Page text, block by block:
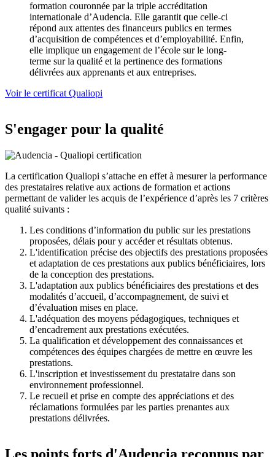
formation couronnée par la triple accréditation
internationale d’Audencia. Elle garantit que celle-ci
répond aux attentes des financeurs publics en termes
d’acquisition de compétences et d’employabilité. Enfin,
elle implique un engagement de l’école sur le long-
terme sur la qualité et la pertinence des formations
délivrées aux apprenants et aux entreprises.
Voir le certificat Qualiopi
S'engager pour la qualité
La certification Qualiopi s’attache en effet à mesurer la performance
des prestataires relative aux actions de formation et actions
permettant de valider les acquis de l’expérience d’après les 7 critères
qualité suivants :
Les conditions d’information du public sur les prestations
proposées, délais pour y accéder et résultats obtenus.
L'identification précise des objectifs des prestations proposées
et adaptation de ces prestations aux publics bénéficiaires, lors
de la conception des prestations.
L'adaptation aux publics bénéficiaires des prestations et des
modalités d’accueil, d’accompagnement, de suivi et
d’évaluation mises en place.
L'adéquation des moyens pédagogiques, techniques et
d’encadrement aux prestations exécutées.
La qualification et développement des connaissances et
compétences des équipes chargées de mettre en œuvre les
prestations.
L'inscription et investissement du prestataire dans son
environnement professionnel.
Le recueil et prise en compte des appréciations et des
réclamations formulées par les parties prenantes aux
prestations délivrées.